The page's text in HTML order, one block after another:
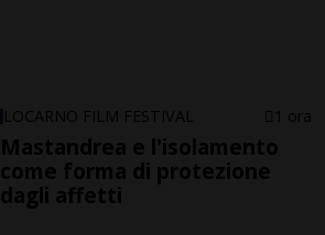
LOCARNO FILM FESTIVAL 1 ora
Mastandrea e l'isolamento
come forma di protezione
dagli affetti